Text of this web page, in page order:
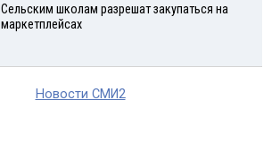
Сельским школам разрешат закупаться на
маркетплейсах
Новости СМИ2